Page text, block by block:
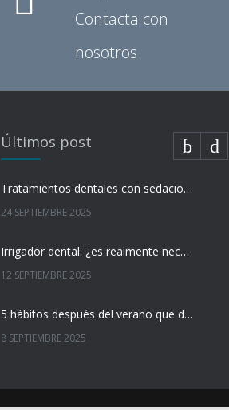
Contacta con
nosotros
Últimos post
Tratamientos dentales con sedacion en Malaga
24 SEPTIEMBRE 2025
Irrigador dental: ¿es realmente necesario o basta con el cepillo?
12 SEPTIEMBRE 2025
5 hábitos después del verano que dañan tu salud dental (y cómo evitarlos)
8 SEPTIEMBRE 2025